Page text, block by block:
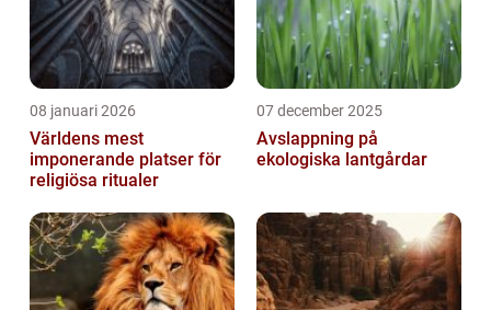
08 januari 2026
Världens mest
imponerande platser för
religiösa ritualer
07 december 2025
Avslappning på
ekologiska lantgårdar